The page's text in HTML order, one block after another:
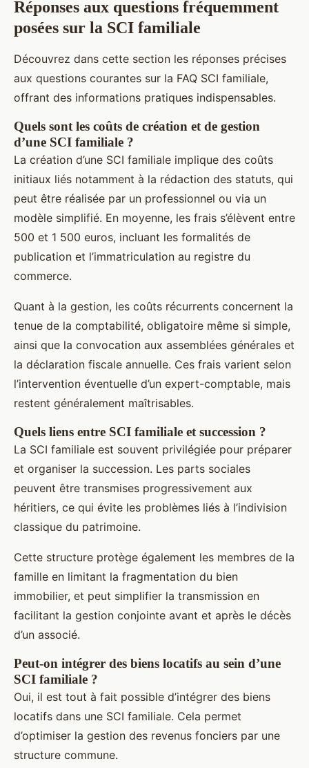
Réponses aux questions fréquemment
posées sur la SCI familiale
Découvrez dans cette section les réponses précises
aux questions courantes sur la FAQ SCI familiale,
offrant des informations pratiques indispensables.
Quels sont les coûts de création et de gestion
d’une SCI familiale ?
La création d’une SCI familiale implique des coûts
initiaux liés notamment à la rédaction des statuts, qui
peut être réalisée par un professionnel ou via un
modèle simplifié. En moyenne, les frais s’élèvent entre
500 et 1 500 euros, incluant les formalités de
publication et l’immatriculation au registre du
commerce.
Quant à la gestion, les coûts récurrents concernent la
tenue de la comptabilité, obligatoire même si simple,
ainsi que la convocation aux assemblées générales et
la déclaration fiscale annuelle. Ces frais varient selon
l’intervention éventuelle d’un expert-comptable, mais
restent généralement maîtrisables.
Quels liens entre SCI familiale et succession ?
La SCI familiale est souvent privilégiée pour préparer
et organiser la succession. Les parts sociales
peuvent être transmises progressivement aux
héritiers, ce qui évite les problèmes liés à l’indivision
classique du patrimoine.
Cette structure protège également les membres de la
famille en limitant la fragmentation du bien
immobilier, et peut simplifier la transmission en
facilitant la gestion conjointe avant et après le décès
d’un associé.
Peut-on intégrer des biens locatifs au sein d’une
SCI familiale ?
Oui, il est tout à fait possible d’intégrer des biens
locatifs dans une SCI familiale. Cela permet
d’optimiser la gestion des revenus fonciers par une
structure commune.